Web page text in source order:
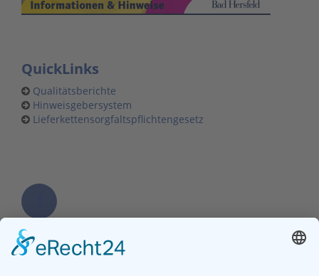
QuickLinks
Qualitätsberichte
Hinweisgebersystem
Lieferkettensorgfaltspflichtengesetz